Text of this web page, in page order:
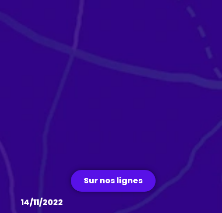
Sur nos lignes
14/11/2022